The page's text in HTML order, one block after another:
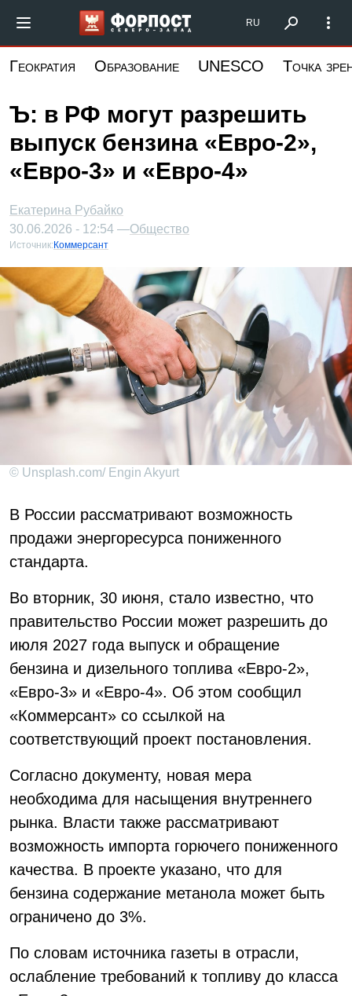
основному
Форпост Северо-Запад
RU
Геократия Образование UNESCO Точка
Ъ: в РФ могут разрешить
выпуск бензина «Евро-2»,
«Евро-3» и «Евро-4»
Екатерина Рубайко
30.06.2026 - 12:54 —Общество
Источник: Коммерсант
© Unsplash.com/ Engin Akyurt
В России рассматривают возможность
продажи энергоресурса пониженного
стандарта.
Во вторник, 30 июня, стало известно, что
правительство России может разрешить до
июля 2027 года выпуск и обращение
бензина и дизельного топлива «Евро-2»,
«Евро-3» и «Евро-4». Об этом сообщил
«Коммерсант» со ссылкой на
соответствующий проект постановления.
Согласно документу, новая мера
необходима для насыщения внутреннего
рынка. Власти также рассматривают
возможность импорта горючего пониженного
качества. В проекте указано, что для
бензина содержание метанола может быть
ограничено до 3%.
По словам источника газеты в отрасли,
ослабление требований к топливу до класса